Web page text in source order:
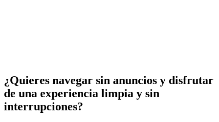
¿Quieres navegar sin anuncios y disfrutar
de una experiencia limpia y sin
interrupciones?